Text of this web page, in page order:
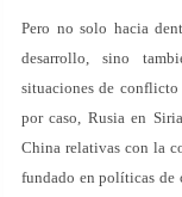
Pero no solo hacia
desarrollo, sino
situaciones de
por caso, Rusia en
China relativas con la
fundado en políticas de